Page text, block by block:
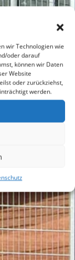
wir Technologien wie
oder darauf
können wir Daten
Website
oder zurückziehst,
werden.